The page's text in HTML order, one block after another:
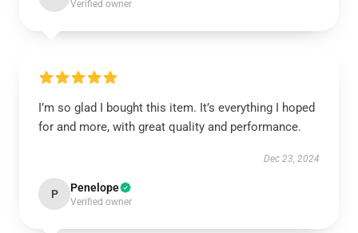
Verified owner
I’m so glad I bought this item. It’s everything I hoped
for and more, with great quality and performance.
Dec 23, 2024
P Penelope
Verified owner